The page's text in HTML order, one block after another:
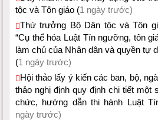
tộc và Tôn giáo (1 ngày trước)
Thứ trưởng Bộ Dân tộc và Tôn
“Cụ thể hóa Luật Tín ngưỡng, tôn
làm chủ của Nhân dân và quyền tự
(1 ngày trước)
Hội thảo lấy ý kiến các ban, bộ,
thảo nghị định quy định chi tiết một
chức, hướng dẫn thi hành Luật
ngày trước)